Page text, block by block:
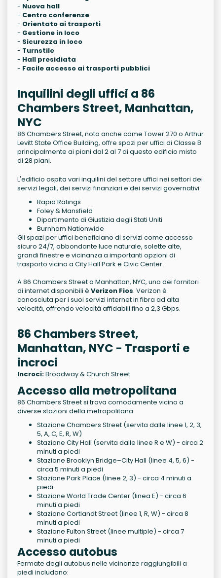
- Nuova hall
- Centro conferenze
- Orientato ai trasporti
- Gestione in loco
- Sicurezza in loco
- Turnstile
- Hall presidiata
- Facile accesso ai trasporti pubblici
Inquilini degli uffici a 86
Chambers Street, Manhattan,
NYC
86 Chambers Street, noto anche come Tower 270 o Arthur
Levitt State Office Building, offre spazi per uffici di Classe B
principalmente ai piani dal 2 al 7 di questo edificio misto
di 28 piani.
L'edificio ospita vari inquilini del settore uffici nei settori dei
servizi legali, dei servizi finanziari e dei servizi governativi.
Rapid Ratings
Foley & Mansfield
Dipartimento di Giustizia degli Stati Uniti
Burnham Nationwide
Gli spazi per uffici beneficiano di servizi come accesso
sicuro 24/7, abbondante luce naturale, solette alte,
grandi finestre e vicinanza a importanti opzioni di
trasporto vicino a City Hall Park e Civic Center.
A 86 Chambers Street a Manhattan, NYC, uno dei fornitori
di internet disponibili è Verizon Fios. Verizon è
conosciuta per i suoi servizi internet in fibra ad alta
velocità, offrendo velocità affidabili fino a 2,3 Gbps.
86 Chambers Street,
Manhattan, NYC - Trasporti e
incroci
Incroci:Broadway & Church Street
Accesso alla metropolitana
86 Chambers Street si trova comodamente vicino a
diverse stazioni della metropolitana:
Stazione Chambers Street (servita dalle linee 1, 2, 3,
5, A, C, E, R, W)
Stazione City Hall (servita dalle linee R e W) - circa 2
minuti a piedi
Stazione Brooklyn Bridge–City Hall (linee 4, 5, 6) -
circa 5 minuti a piedi
Stazione Park Place (linee 2, 3) - circa 4 minuti a
piedi
Stazione World Trade Center (linea E) - circa 6
minuti a piedi
Stazione Cortlandt Street (linee 1, R, W) - circa 8
minuti a piedi
Stazione Fulton Street (linee multiple) - circa 7
minuti a piedi
Accesso autobus
Fermate degli autobus nelle vicinanze raggiungibili a
piedi includono: